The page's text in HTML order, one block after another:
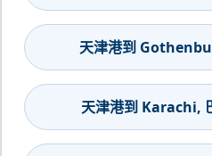
天津港到
天津港到 Karachi,